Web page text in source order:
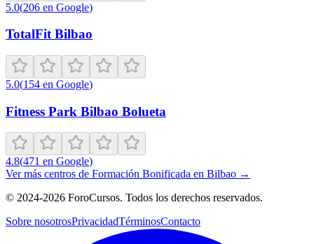
5.0(206 en Google)
TotalFit Bilbao
5.0(154 en Google)
Fitness Park Bilbao Bolueta
4.8(471 en Google)
Ver más centros de Formación Bonificada en Bilbao →
© 2024-2026 ForoCursos. Todos los derechos reservados.
Sobre nosotrosPrivacidadTérminosContacto